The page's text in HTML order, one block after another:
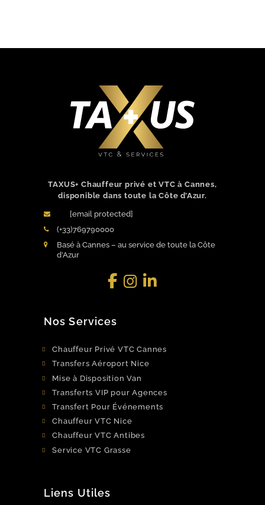
TAXUS+ Chauffeur privé et VTC à Cannes,
disponible dans toute la Côte d’Azur.
[email protected]
(+33)769790000
Basé à Cannes – au service de toute la Côte
d’Azur
Facebook
Instagram
Nos Services
Chauffeur Privé VTC Cannes
Transfers Aéroport Nice
Mise à Disposition Van
Transferts VIP pour Agences
Transfert Pour Événements
Chauffeur VTC Nice
Chauffeur VTC Antibes
Service VTC Grasse
Liens Utiles